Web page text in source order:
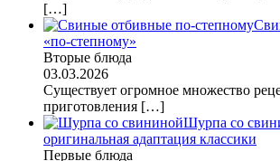
[…]
«по-степному»
Вторые блюда
03.03.2026
Существует огромное множество
приготовления […]
Шурпа со
оригинальная адаптация классики
Первые блюда